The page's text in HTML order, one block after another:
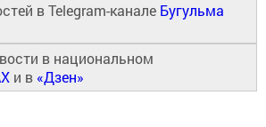
в Telegram-канале Бугульма
в национальном
и в «Дзен»